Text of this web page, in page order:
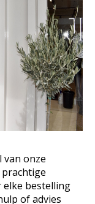
van onze
prachtige
elke bestelling
of advies